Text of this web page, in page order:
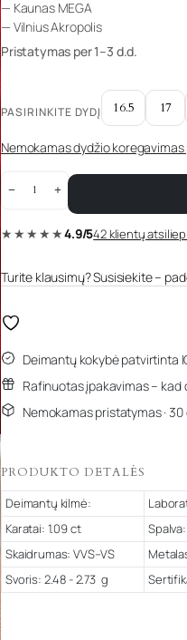
— Kaunas MEGA
— Vilnius Akropolis
Pristatymas per 1–3 d.d.
PASIRINKITE DYDĮ 16.5 17
Nemokamas dydžio
1.09
deimantais
„The
★★★★★4.9/542 klientų
Turite klausimų? Susisiekite –
Deimantų kokybė patvirtinta
Rafinuotas įpakavimas –
Nemokamas pristatymas ·
PRODUKTO DETALĖS
Deimantų kilmė:
Karatai: 1.09 ct
Spalva:
Skaidrumas: VVS–VS
Svoris: 2.48 - 2.73 g